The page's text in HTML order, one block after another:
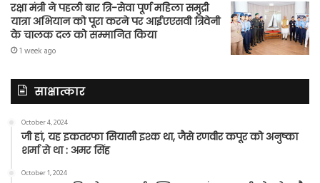
रक्षा मंत्री ने पहली बार त्रि-सेवा पूर्ण महिला समुद्री
यात्रा अभियान को पूरा करने पर आईएएसवी त्रिवेनी
के चालक दल को सम्मानित किया
1 week ago
साक्षात्कार
October 4, 2024
जी हां, यह इकतरफा सियासी इश्क था, जैसे रणवीर कपूर को अनुष्का
शर्मा से था : अमर सिंह
October 1, 2024